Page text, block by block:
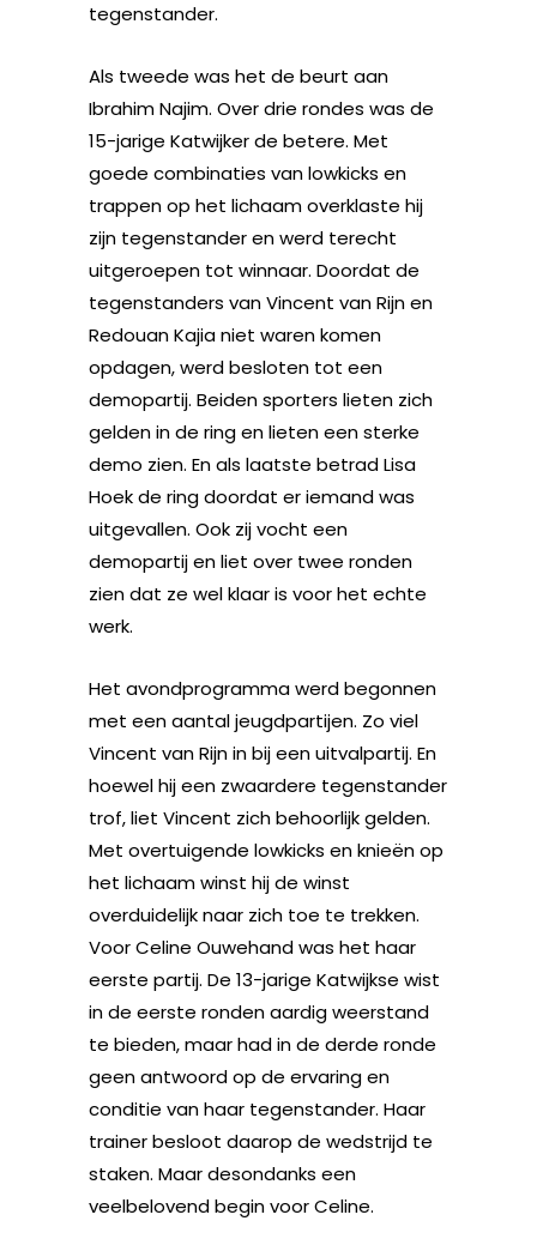
tegenstander.
Als tweede was het de beurt aan
Ibrahim Najim. Over drie rondes was de
15-jarige Katwijker de betere. Met
goede combinaties van lowkicks en
trappen op het lichaam overklaste hij
zijn tegenstander en werd terecht
uitgeroepen tot winnaar. Doordat de
tegenstanders van Vincent van Rijn en
Redouan Kajia niet waren komen
opdagen, werd besloten tot een
demopartij. Beiden sporters lieten zich
gelden in de ring en lieten een sterke
demo zien. En als laatste betrad Lisa
Hoek de ring doordat er iemand was
uitgevallen. Ook zij vocht een
demopartij en liet over twee ronden
zien dat ze wel klaar is voor het echte
werk.
Het avondprogramma werd begonnen
met een aantal jeugdpartijen. Zo viel
Vincent van Rijn in bij een uitvalpartij. En
hoewel hij een zwaardere tegenstander
trof, liet Vincent zich behoorlijk gelden.
Met overtuigende lowkicks en knieën op
het lichaam winst hij de winst
overduidelijk naar zich toe te trekken.
Voor Celine Ouwehand was het haar
eerste partij. De 13-jarige Katwijkse wist
in de eerste ronden aardig weerstand
te bieden, maar had in de derde ronde
geen antwoord op de ervaring en
conditie van haar tegenstander. Haar
trainer besloot daarop de wedstrijd te
staken. Maar desondanks een
veelbelovend begin voor Celine.